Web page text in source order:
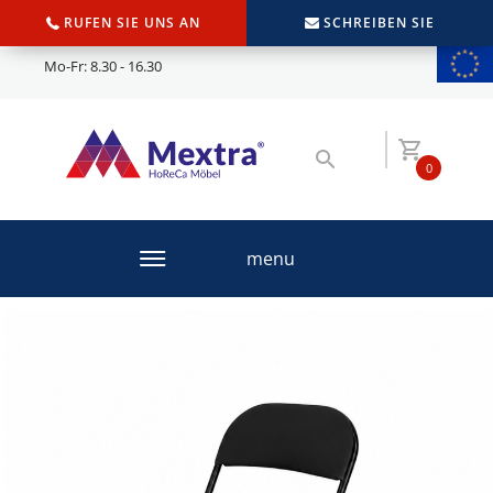
RUFEN SIE UNS AN SCHREIBEN SIE
Mo-Fr: 8.30 - 16.30
0
menu